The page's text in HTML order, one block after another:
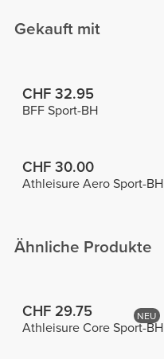
Gekauft mit
CHF 32.95
BFF Sport-BH
CHF 30.00
Athleisure Aero Sport-BH
Ähnliche Produkte
NEU
CHF 29.75
Athleisure Core Sport-BH